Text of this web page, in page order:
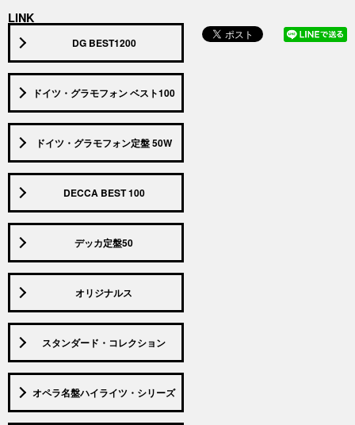
LINK
DG BEST1200
ドイツ・グラモフォン ベスト100
ドイツ・グラモフォン定盤 50W
DECCA BEST 100
デッカ定盤50
オリジナルス
スタンダード・コレクション
オペラ名盤ハイライツ・シリーズ